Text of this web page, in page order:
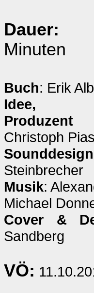
Dauer:
Minuten
Buch: Erik
Idee,
Christoph
Sounddesign
Steinbrecher
Musik:
Michael
Cover &
Sandberg
VÖ: